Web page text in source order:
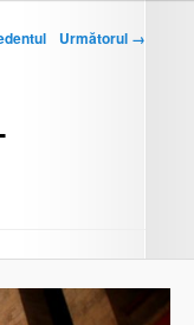
Următorul →